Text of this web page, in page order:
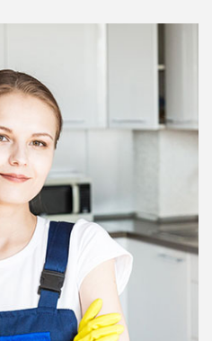
تدليك
غسيل سيارة
يجلس الطفل
تنظيف المكاتب
مدرب لياقة بدنية